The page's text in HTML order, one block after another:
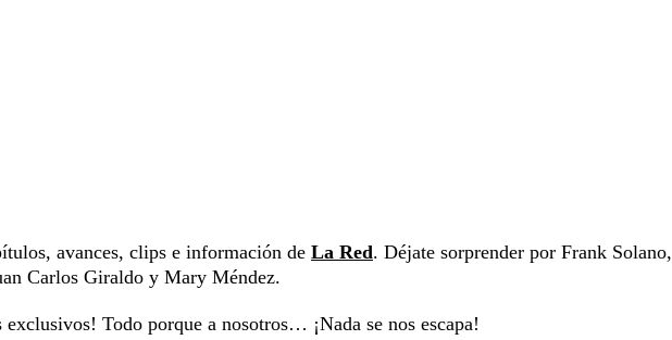
avances, clips e información de La Red. Déjate sorprender por Frank Solano,
Carlos Giraldo y Mary Méndez.
exclusivos! Todo porque a nosotros… ¡Nada se nos escapa!